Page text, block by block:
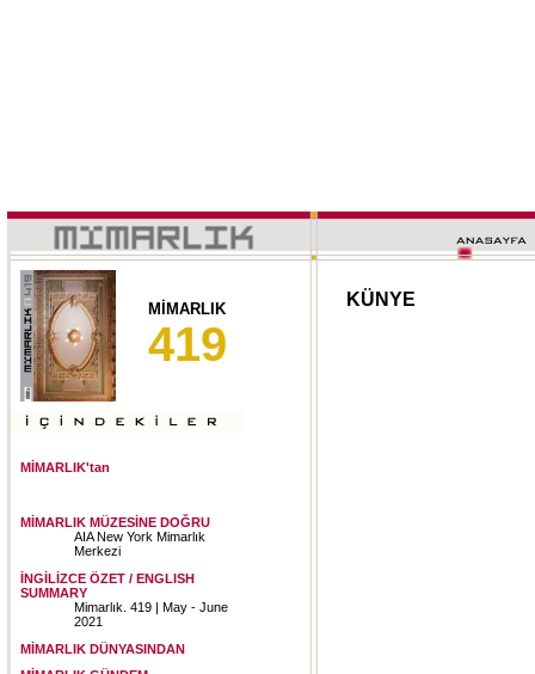
MİMARLIK
419
MİMARLIK'tan
MİMARLIK MÜZESİNE DOĞRU
AIA New York Mimarlık
Merkezi
İNGİLİZCE ÖZET / ENGLISH
SUMMARY
Mimarlık. 419 | May - June
2021
MİMARLIK DÜNYASINDAN
KÜNYE